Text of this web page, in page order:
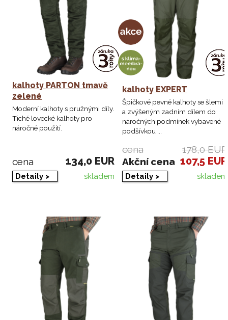
kalhoty PARTON tmavě
zelené
Moderní kalhoty s pružnými díly.
Tiché lovecké kalhoty pro
náročné použití.
cena 134,0 EUR
Detaily > skladem
kalhoty EXPERT
Špičkové pevné kalhoty se šlemi
a zvýšeným zadním dílem do
náročných podmínek vybavené
podšívkou ...
cena
178,0 EUR
Akční cena 107,5 EUR
Detaily > skladem